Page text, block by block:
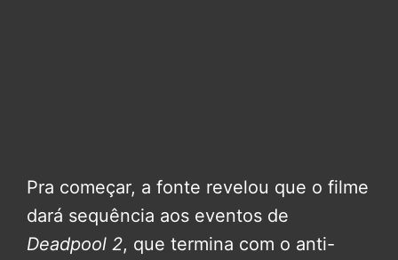
Pra começar, a fonte revelou que o filme
dará sequência aos eventos de
Deadpool 2, que termina com o anti-